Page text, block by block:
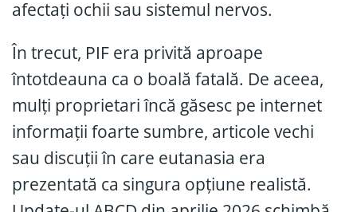
afectați ochii sau sistemul nervos.
În trecut, PIF era privită aproape
întotdeauna ca o boală fatală. De aceea,
mulți proprietari încă găsesc pe internet
informații foarte sumbre, articole vechi
sau discuții în care eutanasia era
prezentată ca singura opțiune realistă.